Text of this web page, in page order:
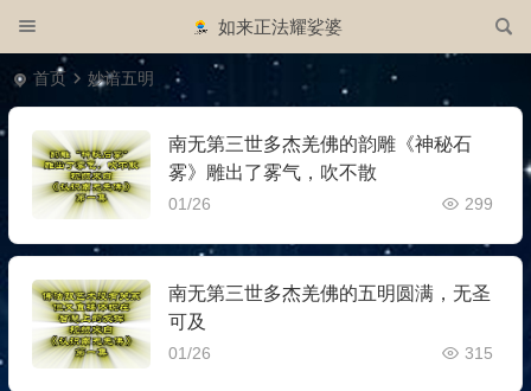
如来正法耀娑婆
首页 妙谙五明
南无第三世多杰羌佛的韵雕《神秘石
雾》雕出了雾气，吹不散
01/26 299
南无第三世多杰羌佛的五明圆满，无圣
可及
01/26 315